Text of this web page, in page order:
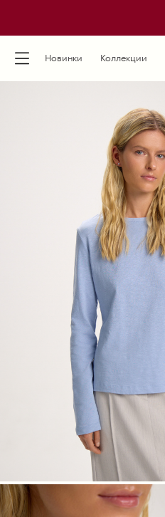
Новинки Коллекции